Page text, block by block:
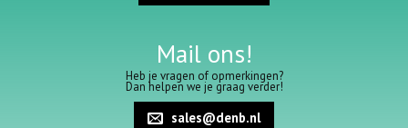
Mail ons!
Heb je vragen of opmerkingen?
Dan helpen we je graag verder!
sales@denb.nl